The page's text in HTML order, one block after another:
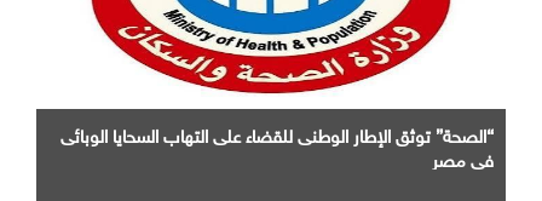
“الصحة” توثق الإطار الوطنى للقضاء على التهاب السحايا الوبائى
فى مصر